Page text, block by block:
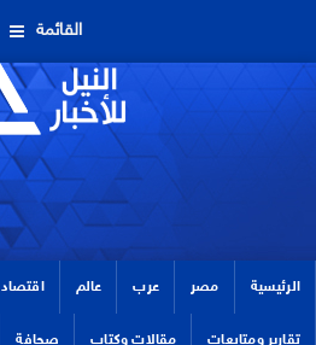
القائمة
الرئيسية مصر عرب عالم اقتصاد
تقارير ومتابعات مقالات وكتاب صحافة